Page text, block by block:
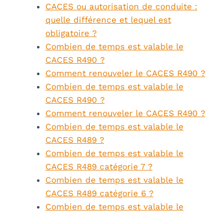
CACES ou autorisation de conduite :
quelle différence et lequel est
obligatoire ?
Combien de temps est valable le
CACES R490 ?
Comment renouveler le CACES R490 ?
Combien de temps est valable le
CACES R490 ?
Comment renouveler le CACES R490 ?
Combien de temps est valable le
CACES R489 ?
Combien de temps est valable le
CACES R489 catégorie 7 ?
Combien de temps est valable le
CACES R489 catégorie 6 ?
Combien de temps est valable le